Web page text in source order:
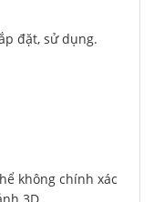
đặt, sử dụng.
không chính xác